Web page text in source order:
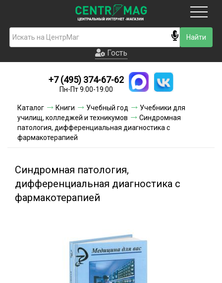
Гость
Новинки
Условия доставки
Условия оплаты
Акции и скидки
Гость
+7 (495) 374-67-62
Пн-Пт 9:00-19:00
Каталог Книги Учебный год
Учебники для
училищ, колледжей и техникумов
Синдромная
патология, дифференциальная диагностика с
фармакотерапией
Синдромная патология,
дифференциальная диагностика с
фармакотерапией